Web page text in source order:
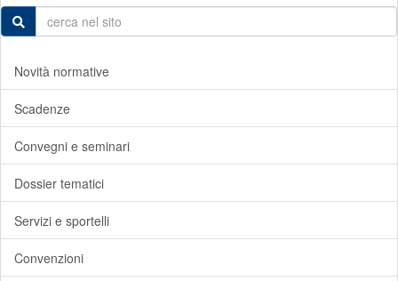
Novità normative
Scadenze
Convegni e seminari
Dossier tematici
Servizi e sportelli
Convenzioni